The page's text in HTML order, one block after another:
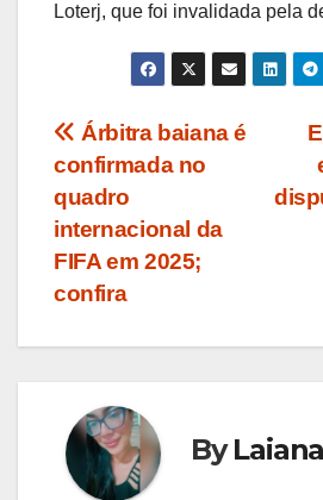
Loterj, que foi invalidada pela
Navegação
de
Post
Árbitra baiana é
confirmada no
quadro
internacional da
FIFA em 2025;
confira
ByLaiana